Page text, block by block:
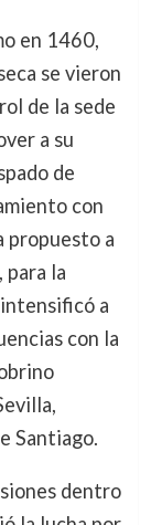
en 1460,
se vieron
de la sede
a su
de
con
propuesto a
para la
a
con la
Santiago.
dentro